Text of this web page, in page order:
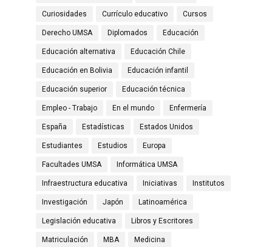
Curiosidades Currículo educativo Cursos
Derecho UMSA Diplomados Educación
Educación alternativa Educación Chile
Educación en Bolivia Educación infantil
Educación superior Educación técnica
Empleo - Trabajo En el mundo Enfermería
España Estadísticas Estados Unidos
Estudiantes Estudios Europa
Facultades UMSA Informática UMSA
Infraestructura educativa Iniciativas Institutos
Investigación Japón Latinoamérica
Legislación educativa Libros y Escritores
Matriculación MBA Medicina